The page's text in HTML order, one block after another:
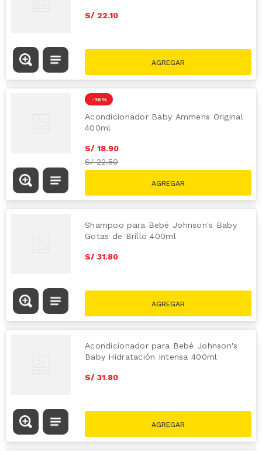
S/ 22.10
-16 %
Acondicionador Baby Ammens Original
400ml
S/ 18.90
S/22.50
Shampoo para Bebé Johnson's Baby
Gotas de Brillo 400ml
S/ 31.80
Acondicionador para Bebé Johnson's
Baby Hidratación Intensa 400ml
S/ 31.80